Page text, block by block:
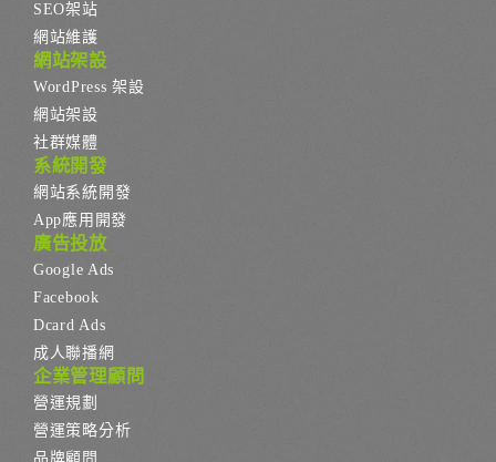
SEO架站
網站維護
網站架設
WordPress 架設
網站架設
社群媒體
系統開發
網站系統開發
App應用開發
廣告投放
Google Ads
Facebook
Dcard Ads
成人聯播網
企業管理顧問
營運規劃
營運策略分析
品牌顧問